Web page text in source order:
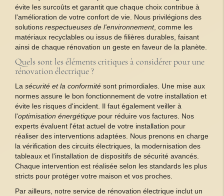
évite les surcoûts et garantit que chaque choix contribue à
l'amélioration de votre confort de vie. Nous privilégions des
solutions respectueuses de l'environnement, comme les
matériaux recyclables ou issus de filières durables, faisant
ainsi de chaque rénovation un geste en faveur de la planète.
Quels sont les éléments critiques à considérer pour une
rénovation électrique ?
La sécurité et la conformité sont primordiales. Une mise aux
normes assure le bon fonctionnement de votre installation et
évite les risques d'incident. Il faut également veiller à
l'optimisation énergétique pour réduire vos factures. Nos
experts évaluent l'état actuel de votre installation pour
réaliser des interventions adaptées. Nous prenons en charge
la vérification des circuits électriques, la modernisation des
tableaux et l'installation de dispositifs de sécurité avancés.
Chaque intervention est réalisée selon les standards les plus
stricts pour protéger votre maison et vos proches.
Par ailleurs, notre service de rénovation électrique inclut un